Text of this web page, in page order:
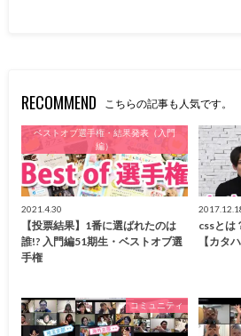
RECOMMEND こちらの記事も人気です。
ベストオブ選手権・結果発表（入門
編）
2021.4.30
【投票結果】1番に選ばれたのは
誰!? 入門編51期生・ベストオブ選
手権
cssとは
【カタ
コミュニティ